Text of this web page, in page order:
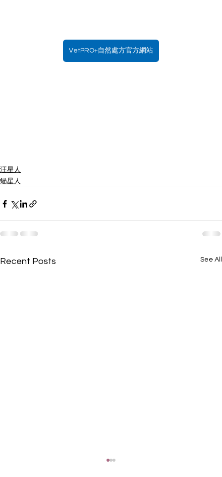
VetPRO+自然處方官方網站
汪星人
貓星人
Recent Posts See All